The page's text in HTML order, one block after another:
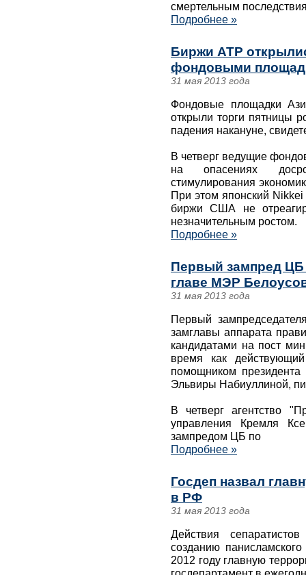
смертельным
Подробнее »
Биржи АТР
фондовыми
31 мая 2013 года
Фондовые площадки
открыли торги пятницы
падения накануне,
В четверг ведущие
на опасениях
стимулирования
При этом японский
биржи США не
незначительным ростом.
Подробнее »
Первый зампред ЦБ
главе МЭР
31 мая 2013 года
Первый
замглавы аппарата
кандидатами на пост
время как
помощником
Эльвиры Набиуллиной,
В четверг агентство
управления Кремля
зампредом ЦБ по
Подробнее »
Госдеп назвал
в РФ
31 мая 2013 года
Действия
созданию
2012 году главную